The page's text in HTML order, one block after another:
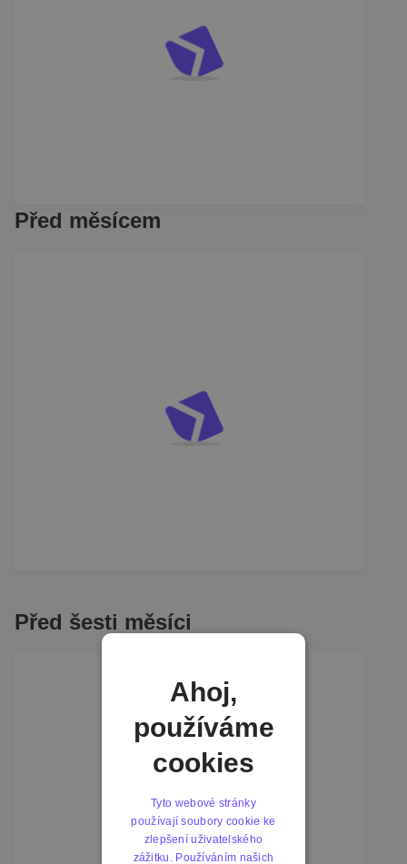
Před měsícem
Před šesti měsíci
Ahoj,
používáme
cookies
Tyto webové stránky
používají soubory cookie ke
zlepšení uživatelského
zážitku. Používáním našich